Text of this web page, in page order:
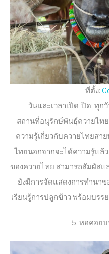
ที่ตั้ง:
วันและเวลาเปิด-ปิด: ทุก
สถานที่อนุรักษ์พันธุ์ควายไท
ความรู้เกี่ยวกับควายไทยสา
ไทยนอกจากจะได้ความรู้แล้
ของควายไทย สามารถสัมผัสแ
ยังมีการจัดแสดงการทำนา
เรียนรู้การปลูกข้าว พร้อมบร
5. หอคอย